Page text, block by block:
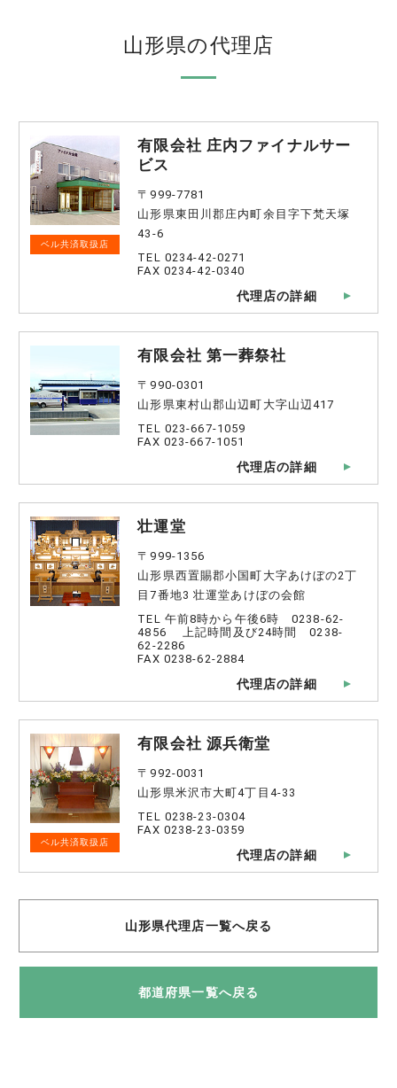
山形県の代理店
ベル共済取扱店
有限会社 庄内ファイナルサー
ビス
〒999-7781
山形県東田川郡庄内町余目字下梵天塚
43-6
TEL 0234-42-0271
FAX 0234-42-0340
代理店の詳細
有限会社 第一葬祭社
〒990-0301
山形県東村山郡山辺町大字山辺417
TEL 023-667-1059
FAX 023-667-1051
代理店の詳細
壮運堂
〒999-1356
山形県西置賜郡小国町大字あけぼの2丁
目7番地3 壮運堂あけぼの会館
TEL 午前8時から午後6時 0238-62-
4856 上記時間及び24時間 0238-
62-2286
FAX 0238-62-2884
代理店の詳細
ベル共済取扱店
有限会社 源兵衛堂
〒992-0031
山形県米沢市大町4丁目4-33
TEL 0238-23-0304
FAX 0238-23-0359
代理店の詳細
山形県代理店一覧へ戻る
都道府県一覧へ戻る